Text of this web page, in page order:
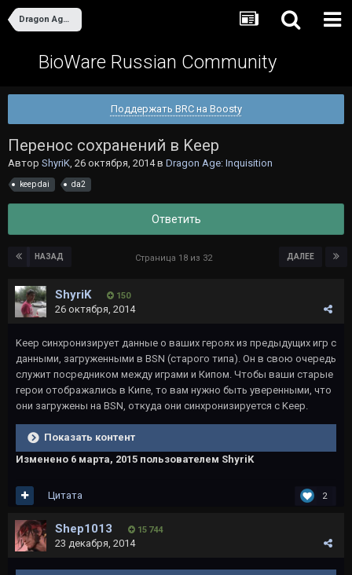
Dragon Age: Inquisition
BioWare Russian Community
Поддержать BRC на Boosty
Перенос сохранений в Keep
Автор ShyriK, 26 октября, 2014в Dragon Age: Inquisition
keep dai da2
Ответить
НАЗАД ДАЛЕЕ
Страница 18 из 32
ShyriK 150
26 октября, 2014
Keep синхронизирует данные о ваших героях из предыдущих игр с
данными, загруженными в BSN (старого типа). Он в свою очередь
служит посредником между играми и Кипом. Чтобы ваши старые
герои отображались в Кипе, то вам нужно быть уверенными, что
они загружены на BSN, откуда они синхронизируется с Keep.
Показать контент
Изменено 6 марта, 2015 пользователем ShyriK
2
Цитата
Shep1013 15 744
23 декабря, 2014